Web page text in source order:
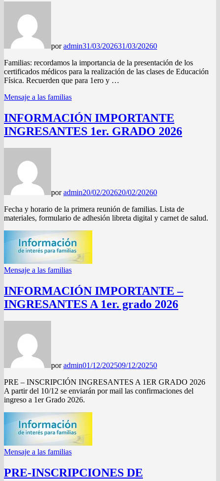
poradmin31/03/202631/03/20260
Familias: recordamos la importancia de la presentación de los
certificados médicos para la realización de las clases de Educación
Física. Recuerden que para 1ero y …
Mensaje a las familias
INFORMACIÓN IMPORTANTE
INGRESANTES 1er. GRADO 2026
poradmin20/02/202620/02/20260
Fecha y horario de la primera reunión de familias. Lista de
materiales, formulario de adhesión libreta digital y carnet de salud.
Mensaje a las familias
INFORMACIÓN IMPORTANTE –
INGRESANTES A 1er. grado 2026
poradmin01/12/202509/12/20250
PRE – INSCRIPCIÓN INGRESANTES A 1ER GRADO 2026
A partir del 10/12 se enviarán por mail las confirmaciones del
ingreso a 1er Grado 2026.
Mensaje a las familias
PRE-INSCRIPCIONES DE